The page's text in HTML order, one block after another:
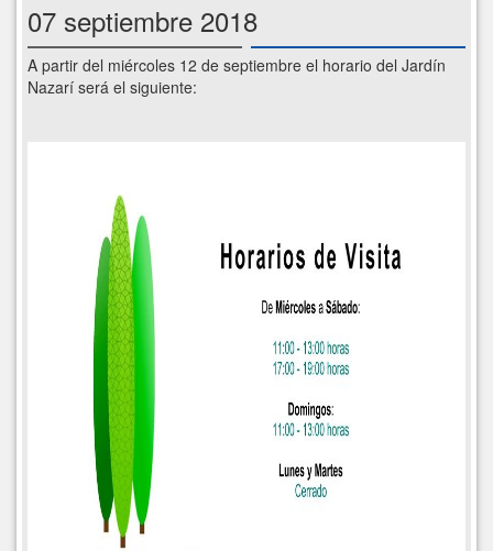
07 septiembre 2018
A partir del miércoles 12 de septiembre el horario del Jardín
Nazarí será el siguiente: